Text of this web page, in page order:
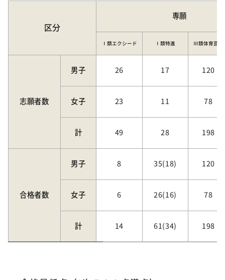
区分
専願
Ⅰ類エクシード Ⅰ類特進 Ⅲ類体育芸術
志願者数
男子 26 17 120
女子 23 11 78
計 49 28 198
合格者数
男子 8 35(18) 120
女子 6 26(16) 78
計 14 61(34) 198